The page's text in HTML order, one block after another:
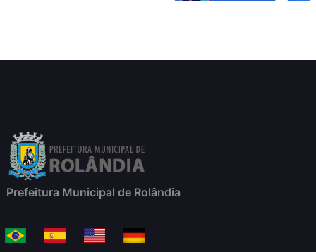
Prefeitura Municipal de Rolândia